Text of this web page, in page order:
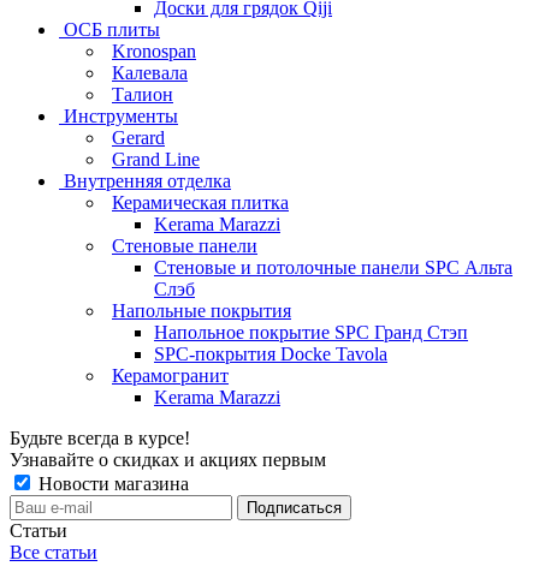
Доски для грядок Qiji
ОСБ плиты
Kronospan
Калевала
Талион
Инструменты
Gerard
Grand Line
Внутренняя отделка
Керамическая плитка
Kerama Marazzi
Стеновые панели
Стеновые и потолочные панели SPC Альта
Слэб
Напольные покрытия
Напольное покрытие SPC Гранд Стэп
SPC-покрытия Docke Tavola
Керамогранит
Kerama Marazzi
Будьте всегда в курсе!
Узнавайте о скидках и акциях первым
Новости магазина
Статьи
Все статьи